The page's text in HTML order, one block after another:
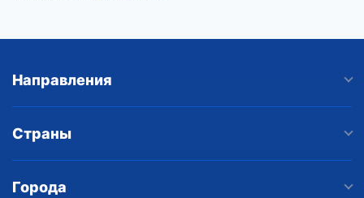
Направления
Страны
Города